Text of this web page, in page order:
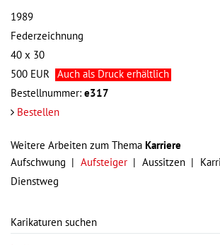
1989
Federzeichnung
40 x 30
500 EUR Auch als Druck erhältlich
Bestellnummer: e317
Bestellen
Weitere Arbeiten zum Thema Karriere
Aufschwung
Aufsteiger Aussitzen
Dienstweg
Karikaturen suchen